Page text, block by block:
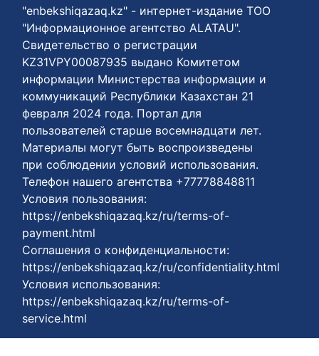
"enbekshiqazaq.kz" - интернет-издание ТОО
"Информационное агентство ALATAU".
Свидетельство о регистрации
KZ31VPY00087935 выдано Комитетом
информации Министерства информации и
коммуникаций Республики Казахстан 21
февраля 2024 года. Портал для
пользователей старше восемнадцати лет.
Материалы могут быть воспроизведены
при соблюдении условий использования.
Телефон нашего агентства +77778848811
Условия пользования:
https://enbekshiqazaq.kz/ru/terms-of-
payment.html
Соглашения о конфиденциальности:
https://enbekshiqazaq.kz/ru/confidentiality.html
Условия использования:
https://enbekshiqazaq.kz/ru/terms-of-
service.html